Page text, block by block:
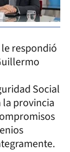
respondió
Social
la provincia